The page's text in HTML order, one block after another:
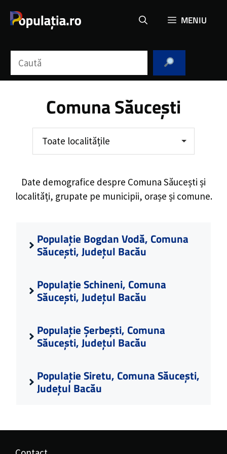
MENIU
Comuna Săucești
Toate localitățile
Date demografice despre Comuna Săucești și
localități, grupate pe municipii, orașe și comune.
Populație Bogdan Vodă, Comuna
Săucești, Județul Bacău
Populație Schineni, Comuna
Săucești, Județul Bacău
Populație Șerbești, Comuna
Săucești, Județul Bacău
Populație Siretu, Comuna Săucești,
Județul Bacău